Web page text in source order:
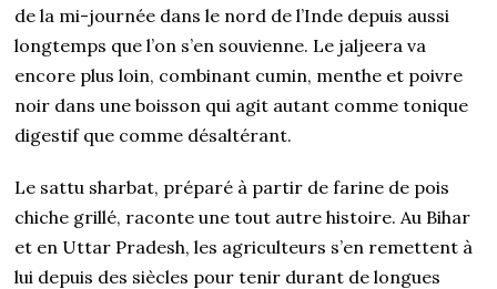
de la mi-journée dans le nord de l’Inde depuis aussi
longtemps que l’on s’en souvienne. Le jaljeera va
encore plus loin, combinant cumin, menthe et poivre
noir dans une boisson qui agit autant comme tonique
digestif que comme désaltérant.
Le sattu sharbat, préparé à partir de farine de pois
chiche grillé, raconte une tout autre histoire. Au Bihar
et en Uttar Pradesh, les agriculteurs s’en remettent à
lui depuis des siècles pour tenir durant de longues